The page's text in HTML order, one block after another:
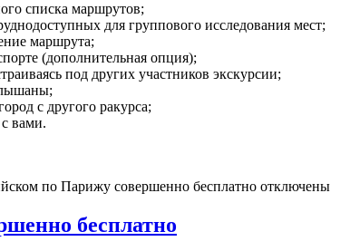
списка маршрутов;
для группового исследования мест;
маршрута;
(дополнительная опция);
под других участников экскурсии;
с другого ракурса;
вами.
по Парижу совершенно бесплатно отключены
бесплатно